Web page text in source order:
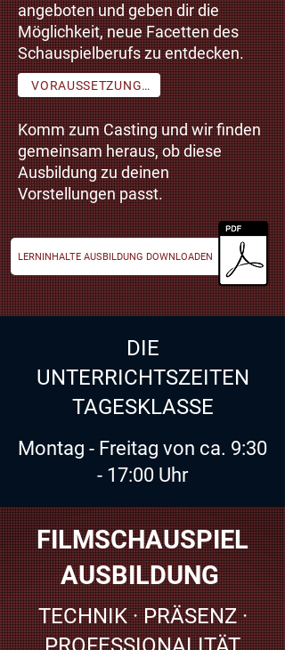
angeboten und geben dir die
Möglichkeit, neue Facetten des
Schauspielberufs zu entdecken.
VORAUSSETZUNGEN
Komm zum Casting und wir finden
gemeinsam heraus, ob diese
Ausbildung zu deinen
Vorstellungen passt.
LERNINHALTE AUSBILDUNG DOWNLOADEN
DIE
UNTERRICHTSZEITEN
TAGESKLASSE
Montag - Freitag von ca. 9:30
- 17:00 Uhr
FILMSCHAUSPIEL
AUSBILDUNG
TECHNIK · PRÄSENZ ·